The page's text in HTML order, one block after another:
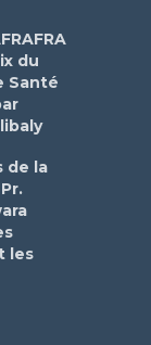
du
Santé
de la
les